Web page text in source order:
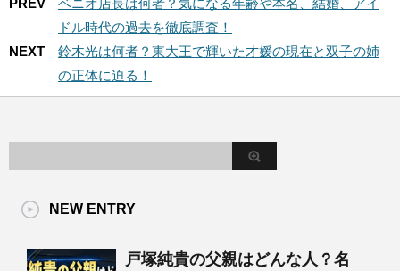
PREV
ベニオ店長は何者？気になる年齢や本名、結婚、アイ
ドル時代の過去を徹底調査！
NEXT
鈴木光は何者？東大王で輝いた才媛の現在と双子の姉
の正体に迫る！
NEW ENTRY
戸塚純貴の父親はどんな人？名